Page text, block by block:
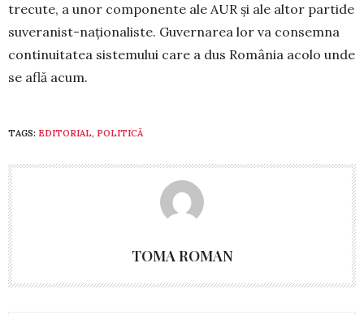
trecute, a unor componente ale AUR și ale altor partide
suveranist-naționaliste. Guvernarea lor va consemna
continuitatea sistemului care a dus România acolo unde
se află acum.
TAGS: EDITORIAL, POLITICĂ
TOMA ROMAN